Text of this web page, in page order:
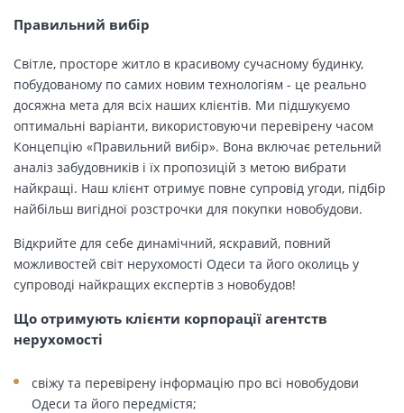
Правильний вибір
Світле, просторе житло в красивому сучасному будинку,
побудованому по самих новим технологіям - це реально
досяжна мета для всіх наших клієнтів. Ми підшукуємо
оптимальні варіанти, використовуючи перевірену часом
Концепцію «Правильний вибір». Вона включає ретельний
аналіз забудовників і їх пропозицій з метою вибрати
найкращі. Наш клієнт отримує повне супровід угоди, підбір
найбільш вигідної розстрочки для покупки новобудови.
Відкрийте для себе динамічний, яскравий, повний
можливостей світ нерухомості Одеси та його околиць у
супроводі найкращих експертів з новобудов!
Що отримують клієнти корпорації агентств
нерухомості
свіжу та перевірену інформацію про всі новобудови
Одеси та його передмістя;